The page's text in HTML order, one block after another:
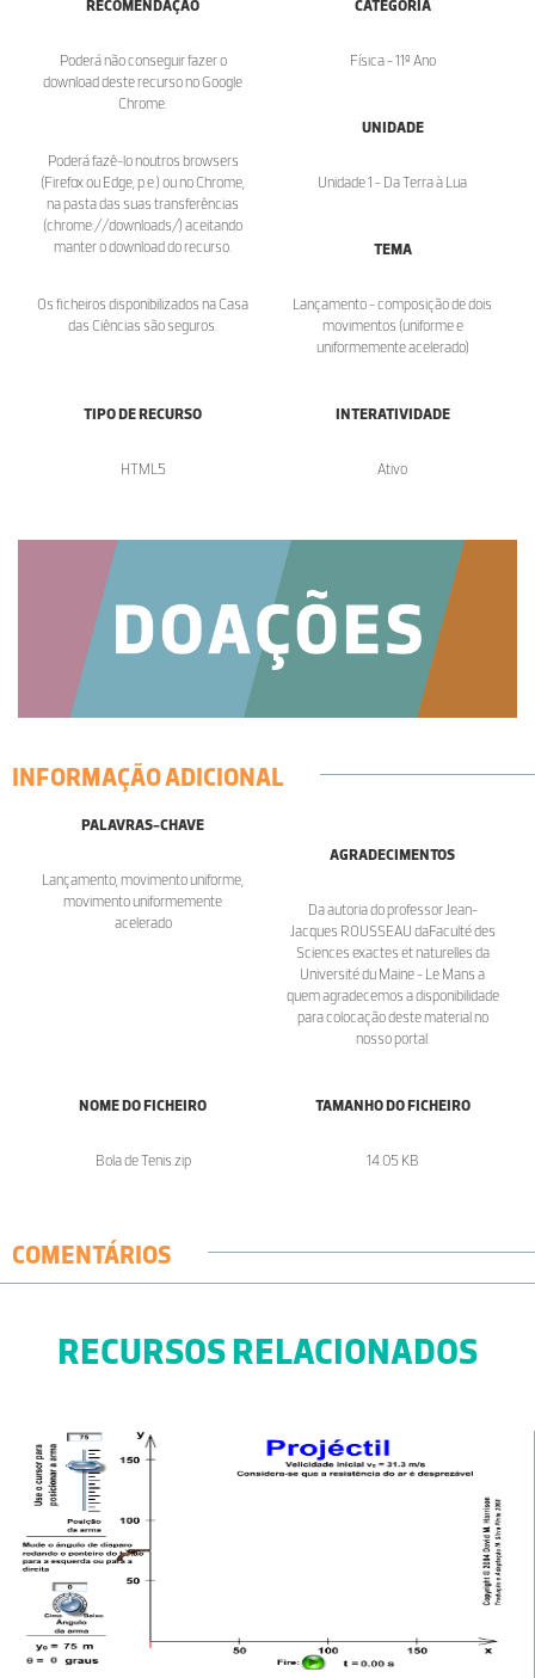
RECOMENDAÇÃO
Poderá não conseguir fazer o
download deste recurso no Google
Chrome.
Poderá fazê-lo noutros browsers
(Firefox ou Edge, p.e.) ou no Chrome,
na pasta das suas transferências
(chrome://downloads/) aceitando
manter o download do recurso.
Os ficheiros disponibilizados na Casa
das Ciências são seguros.
CATEGORIA
Física - 11º Ano
UNIDADE
Unidade 1 - Da Terra à Lua
TEMA
Lançamento - composição de dois
movimentos (uniforme e
uniformemente acelerado)
TIPO DE RECURSO
HTML5
INTERATIVIDADE
Ativo
INFORMAÇÃO ADICIONAL
PALAVRAS-CHAVE
Lançamento, movimento uniforme,
movimento uniformemente
acelerado
AGRADECIMENTOS
Da autoria do professor Jean-
Jacques ROUSSEAU daFaculté des
Sciences exactes et naturelles da
Université du Maine - Le Mans a
quem agradecemos a disponibilidade
para colocação deste material no
nosso portal.
NOME DO FICHEIRO
Bola de Tenis.zip
TAMANHO DO FICHEIRO
14.05 KB
COMENTÁRIOS
RECURSOS RELACIONADOS